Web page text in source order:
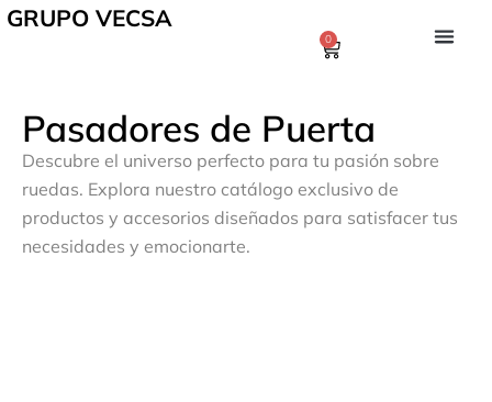
GRUPO VECSA
0
Pasadores de Puerta
Descubre el universo perfecto para tu pasión sobre
ruedas. Explora nuestro catálogo exclusivo de
productos y accesorios diseñados para satisfacer tus
necesidades y emocionarte.